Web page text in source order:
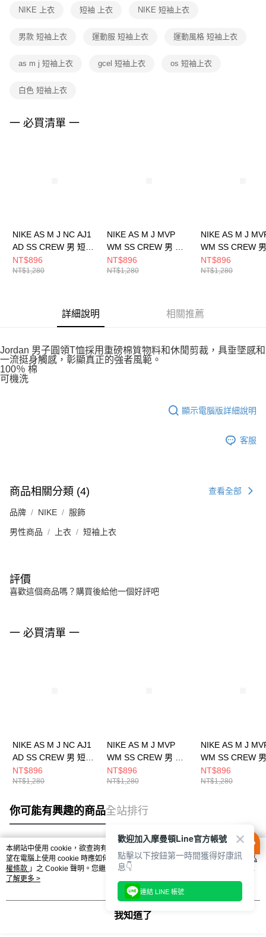
客戶支援中心」
https://netprotections.freshdesk.com/support/home
１．透過由恩沛科技股份有限公司提供之「AFTEE先享後付」服務完成之交
權轉讓予恩沛科技股份有限公司。
３．未成年的使用者請事先徵得法定代理人或監護人之同意方可使用
４．使用「AFTEE先享後付」時，將依據個別帳號之用戶狀況，依本公司即
NIKE 上衣 短袖 上衣 NIKE 短袖上衣
男款 短袖上衣 運動服 短袖上衣 運動風格 短袖上衣
as m j 短袖上衣 gcel 短袖上衣 os 短袖上衣
白色 短袖上衣
一 必買清單 一
NIKE AS M J NC AJ1
AD SS CREW 男 短袖
上衣 HQ8973427
NT$896
NT$1,280
NIKE AS M J MVP
WM SS CREW 男 短
袖上衣 IB7525010
NT$896
NT$1,280
NIKE AS M J
WM SS CREW
袖上衣
NT$896
NT$1,280
詳細說明 相關推薦
Jordan 男子圓領T恤採用重磅棉質物料和休閒剪裁，具垂墜感和
一流挺身觸感，彰顯真正的強者風範。
100％ 棉
可機洗
顯示電腦版詳細說明
客服
商品相關分類 (4) 查看全部
品牌 NIKE 服飾
男性商品 上衣 短袖上衣
評價
喜歡這個商品嗎？購買後給他一個好評吧
一 必買清單 一
NIKE AS M J NC AJ1
AD SS CREW 男 短袖
上衣 HQ8973427
NT$896
NT$1,280
NIKE AS M J MVP
WM SS CREW 男 短
袖上衣 IB7525010
NT$896
NT$1,280
NIKE AS M J
WM SS CREW
袖上衣
NT$896
NT$1,280
你可能有興趣的商品全站排行
熱門標籤
本網站中使用 cookie，欲查詢有關本網站使用 cookie 方式之詳情，及若您不希
望在電腦上使用 cookie 時應如何變更電腦的 cookie 設定，請參閱本網站「
隱私
權條款 」之 Cookie 聲明。您繼續使用本網站即表示您同意本公司得按本網站使
用條款之 Cookie 聲明使用 cookie。
了解更多 >
我知道了
歡迎加入摩曼頓Line官方帳號
點擊以下按鈕第一時間獲得好康訊
息👇
連結 LINE 帳號